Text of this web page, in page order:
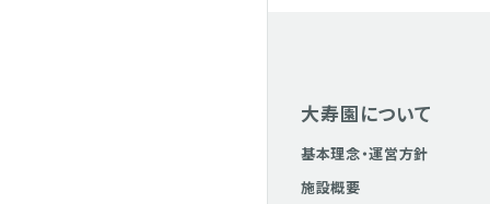
大寿園について
基本理念・運営方針
施設概要